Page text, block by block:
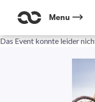
Menu
Das Event konnte leider